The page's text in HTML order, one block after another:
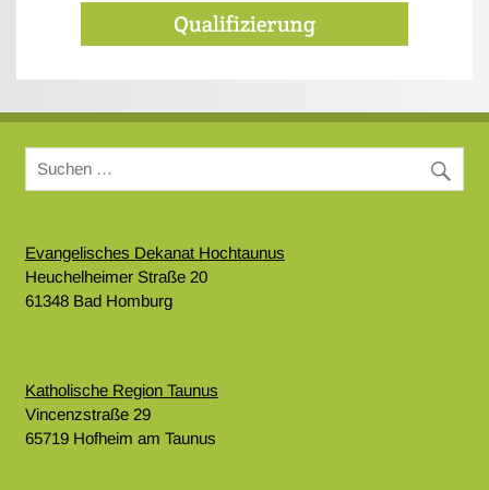
Evangelisches Dekanat Hochtaunus
Heuchelheimer Straße 20
61348 Bad Homburg
Katholische Region Taunus
Vincenzstraße 29
65719 Hofheim am Taunus